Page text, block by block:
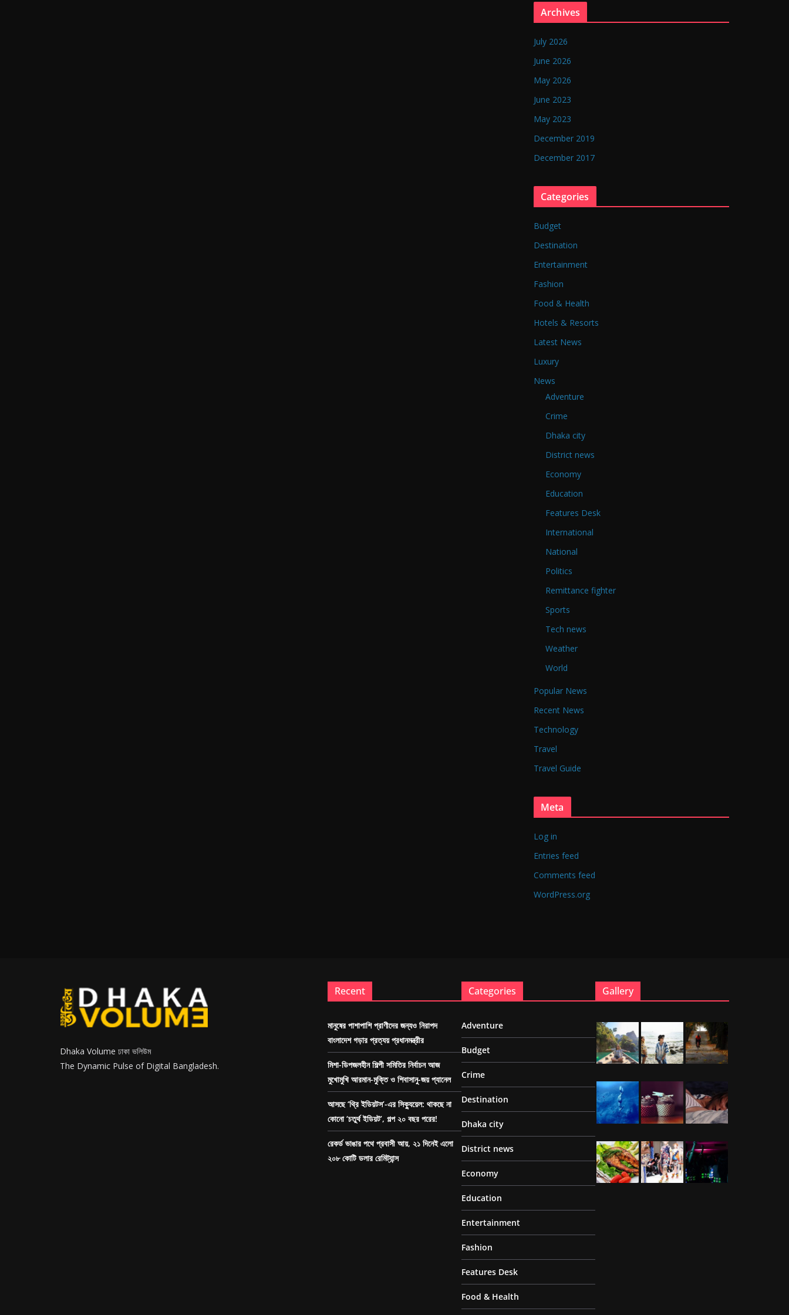
Archives
July 2026
June 2026
May 2026
June 2023
May 2023
December 2019
December 2017
Categories
Budget
Destination
Entertainment
Fashion
Food & Health
Hotels & Resorts
Latest News
Luxury
News
Adventure
Crime
Dhaka city
District news
Economy
Education
Features Desk
International
National
Politics
Remittance fighter
Sports
Tech news
Weather
World
Popular News
Recent News
Technology
Travel
Travel Guide
Meta
Log in
Entries feed
Comments feed
WordPress.org
Dhaka Volume ঢাকা ভলিউম
The Dynamic Pulse of Digital Bangladesh.
Recent
মানুষের পাশাপাশি প্রাণীদের জন্যও নিরাপদ
বাংলাদেশ গড়ার প্রত্যয় প্রধানমন্ত্রীর
মিশা-ডিপজলহীন শিল্পী সমিতির নির্বাচন আজ
মুখোমুখি আরমান-মুক্তি ও শিবাসানু-জয় প্যানেল
আসছে ‘থ্রি ইডিয়টস’-এর সিক্যুয়েল: থাকছে না
কোনো ‘চতুর্থ ইডিয়ট’, গল্প ২০ বছর পরের!
রেকর্ড ভাঙার পথে প্রবাসী আয়, ২১ দিনেই এলো
২০৮ কোটি ডলার রেমিট্যান্স
Categories
Adventure
Budget
Crime
Destination
Dhaka city
District news
Economy
Education
Entertainment
Fashion
Features Desk
Food & Health
Gallery